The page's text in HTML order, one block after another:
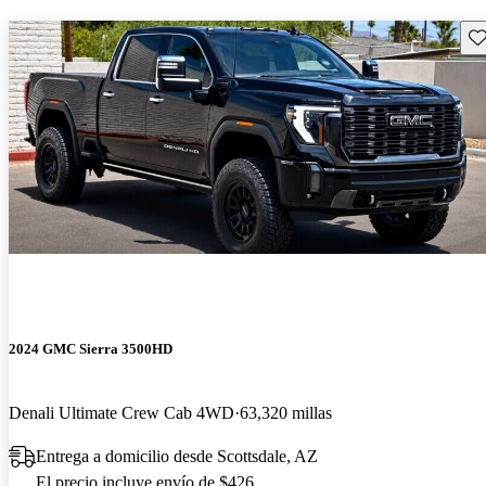
2024 GMC Sierra 3500HD
Denali Ultimate Crew Cab 4WD 63,320 millas
Entrega a domicilio desde Scottsdale, AZ